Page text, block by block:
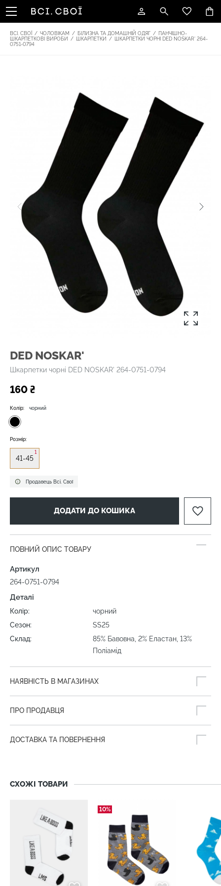
ВСІ. СВОЇ / ЧОЛОВІКАМ / БІЛИЗНА ТА ДОМАШНІЙ ОДЯГ / ПАНЧІШНО-
ШКАРПЕТКОВІ ВИРОБИ
/ ШКАРПЕТКИ /
ШКАРПЕТКИ ЧОРНІ DED NOSKAR' 264-
0751-0794
DED NOSKAR'
Шкарпетки чорні DED NOSKAR' 264-0751-0794
160 ₴
Продавець Всі. Свої
Колір: чорний
Розмір:
41-45
1
ДОДАТИ ДО КОШИКА
ПОВНИЙ ОПИС ТОВАРУ
Артикул
264-0751-0794
Деталі
Колір:
чорний
Сезон:
SS25
Склад:
85% Бавовна, 2% Еластан, 13%
Поліамід
НАЯВНІСТЬ В МАГАЗИНАХ
ПРО ПРОДАВЦЯ
ДОСТАВКА ТА ПОВЕРНЕННЯ
СХОЖІ ТОВАРИ
10%